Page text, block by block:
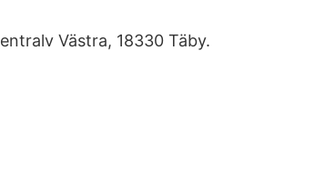
Västra, 18330 Täby.